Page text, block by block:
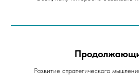
Развитие стратегического